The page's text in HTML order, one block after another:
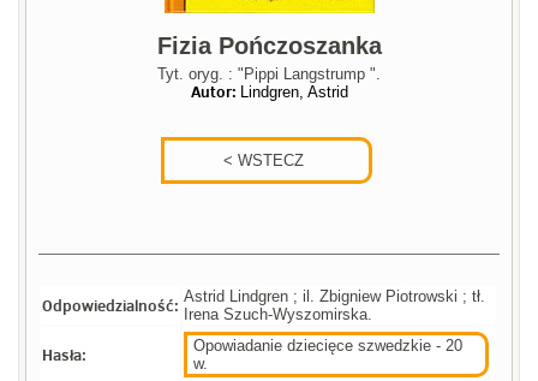
Fizia Pończoszanka
Tyt. oryg. : "Pippi Langstrump ".
Autor: Lindgren, Astrid
Odpowiedzialność: Astrid Lindgren ; il. Zbigniew Piotrowski ; tł.
Irena Szuch-Wyszomirska.
Hasła:
Opowiadanie dziecięce szwedzkie - 20
w.